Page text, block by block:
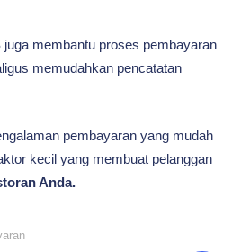
membantu proses pembayaran
memudahkan pencatatan
pembayaran yang mudah
kecil yang membuat pelanggan
Anda.